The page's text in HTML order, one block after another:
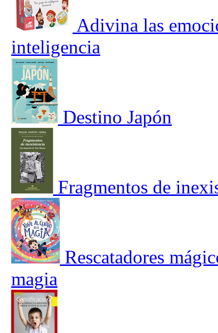
Adivina las
inteligencia
Destino Japón
Fragmentos de
Rescatadores
magia